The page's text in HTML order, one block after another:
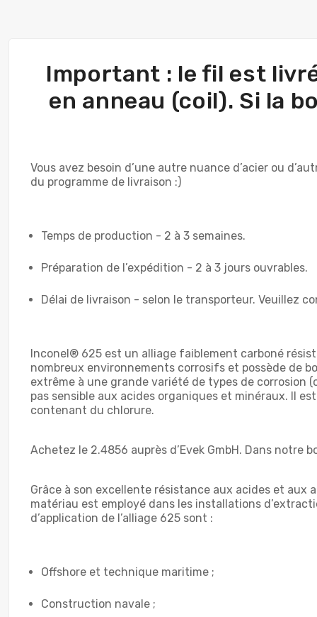
Important : le fil est
en anneau (coil). Si la
Vous avez besoin d’une autre nuance d’acier ou
du programme de livraison :)
Temps de production - 2 à 3 semaines.
Préparation de l’expédition - 2 à 3 jours ouvrables.
Délai de livraison - selon le transporteur. Veuillez
Inconel® 625 est un alliage faiblement carboné
nombreux environnements corrosifs et possède de
extrême à une grande variété de types de corrosion
pas sensible aux acides organiques et minéraux. Il
contenant du chlorure.
Achetez le 2.4856 auprès d’Evek GmbH. Dans
Grâce à son excellente résistance aux acides et aux
matériau est employé dans les installations
d’application de l’alliage 625 sont :
Offshore et technique maritime ;
Construction navale ;